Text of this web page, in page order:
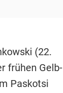
(22.
frühen Gelb-
Paskotsi